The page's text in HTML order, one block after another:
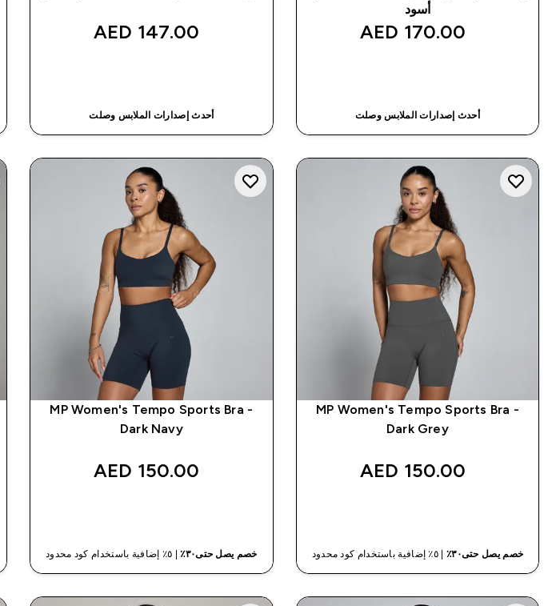
أسود
170.00 AED‎
أحدث إصدارات الملابس وصلت
147.00 AED‎
أحدث إصدارات الملابس وصلت
MP Women's Tempo Sports Bra -
Dark Grey
150.00 AED‎
خصم يصل حتى٣٠٪
MP Women's Tempo Sports Bra -
Dark Navy
150.00 AED‎
خصم يصل حتى٣٠٪ | ٥٪ إضافية باستخدام كود محدود